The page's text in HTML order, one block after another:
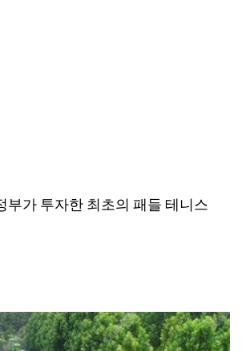
부가 투자한 최초의 패들 테니스